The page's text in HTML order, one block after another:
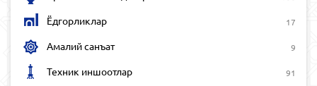
Ёдгорликлар 17
Амалий санъат 9
Техник иншоотлар 91